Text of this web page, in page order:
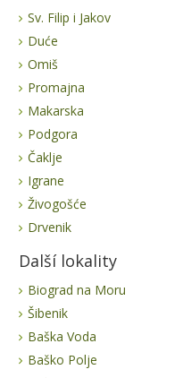
Sv. Filip i Jakov
Duće
Omiš
Promajna
Makarska
Podgora
Čaklje
Igrane
Živogošće
Drvenik
Další lokality
Biograd na Moru
Šibenik
Baška Voda
Baško Polje